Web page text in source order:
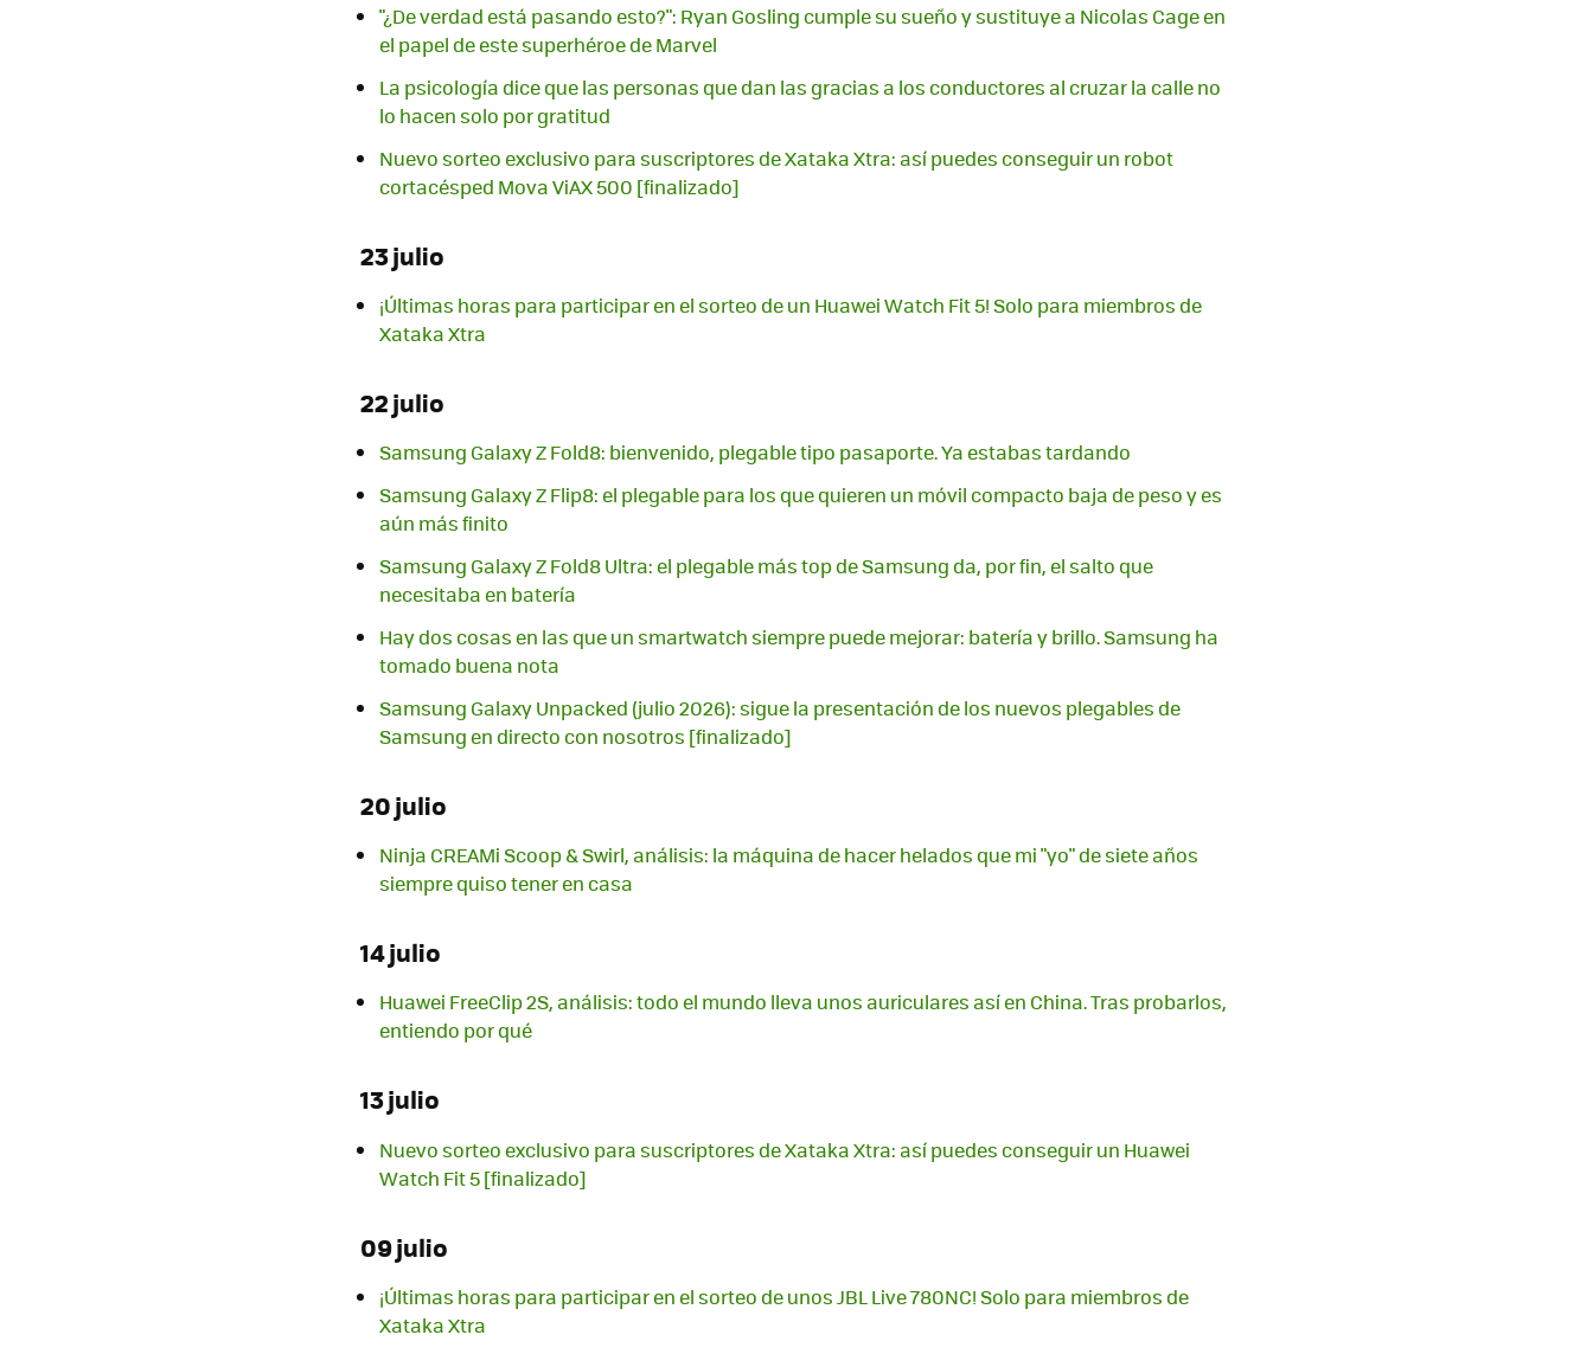
"¿De verdad está pasando esto?": Ryan Gosling cumple su sueño y sustituye a Nicolas Cage en
el papel de este superhéroe de Marvel
La psicología dice que las personas que dan las gracias a los conductores al cruzar la calle no
lo hacen solo por gratitud
Nuevo sorteo exclusivo para suscriptores de Xataka Xtra: así puedes conseguir un robot
cortacésped Mova ViAX 500 [finalizado]
23 julio
¡Últimas horas para participar en el sorteo de un Huawei Watch Fit 5! Solo para miembros de
Xataka Xtra
22 julio
Samsung Galaxy Z Fold8: bienvenido, plegable tipo pasaporte. Ya estabas tardando
Samsung Galaxy Z Flip8: el plegable para los que quieren un móvil compacto baja de peso y es
aún más finito
Samsung Galaxy Z Fold8 Ultra: el plegable más top de Samsung da, por fin, el salto que
necesitaba en batería
Hay dos cosas en las que un smartwatch siempre puede mejorar: batería y brillo. Samsung ha
tomado buena nota
Samsung Galaxy Unpacked (julio 2026): sigue la presentación de los nuevos plegables de
Samsung en directo con nosotros [finalizado]
20 julio
Ninja CREAMi Scoop & Swirl, análisis: la máquina de hacer helados que mi "yo" de siete años
siempre quiso tener en casa
14 julio
Huawei FreeClip 2S, análisis: todo el mundo lleva unos auriculares así en China. Tras probarlos,
entiendo por qué
13 julio
Nuevo sorteo exclusivo para suscriptores de Xataka Xtra: así puedes conseguir un Huawei
Watch Fit 5 [finalizado]
09 julio
¡Últimas horas para participar en el sorteo de unos JBL Live 780NC! Solo para miembros de
Xataka Xtra